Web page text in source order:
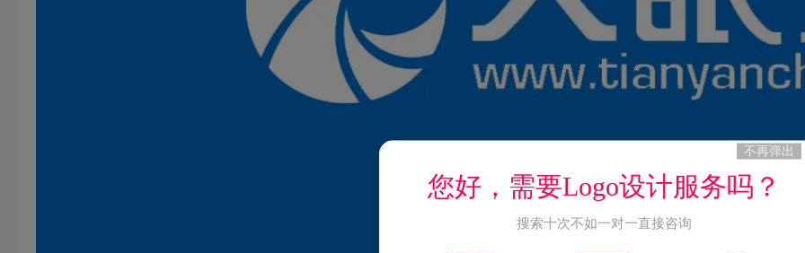
不再弹出
您好，需要Logo设计服务吗？
搜索十次不如一对一直接咨询